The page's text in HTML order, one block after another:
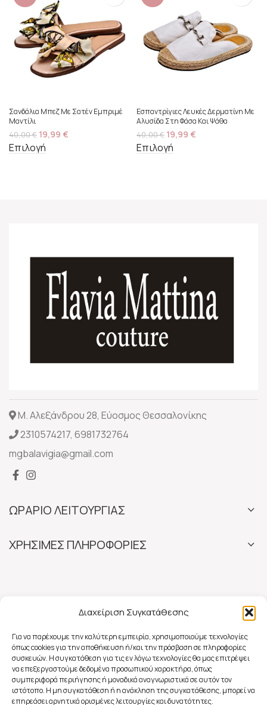
Διαχείριση Συγκατάθεσης
Για να παρέχουμε την καλύτερη εμπειρία, χρησιμοποιούμε τεχνολογίες
όπως cookies για την αποθήκευση ή/και την πρόσβαση σε πληροφορίες
συσκευών. Η συγκατάθεση για τις εν λόγω τεχνολογίες θα μας επιτρέψει
να επεξεργαστούμε δεδομένα προσωπικού χαρακτήρα, όπως
συμπεριφορά περιήγησης ή μοναδικά αναγνωριστικά σε αυτόν τον
ιστότοπο. Η μη συγκατάθεση ή η ανάκληση της συγκατάθεσης, μπορεί να
επηρεάσει αρνητικά ορισμένες λειτουργίες και δυνατότητες.
Σανδάλια Μπεζ Με Σατέν Εμπριμέ
Mαντίλι
40,00€ 19,99 €
Επιλογή
Εσπαντρίγιες Λευκές Δερματίνη Με
Αλυσίδα Στη Φάσα Και Ψάθα
40,00€ 19,99 €
Επιλογή
Μ. Αλεξάνδρου 28, Εύοσμος Θεσσαλονίκης
2310574217, 6981732764
mgbalavigia@gmail.com
ΩΡΑΡΙΟ ΛΕΙΤΟΥΡΓΙΑΣ
ΧΡΗΣΙΜΕΣ ΠΛΗΡΟΦΟΡΙΕΣ